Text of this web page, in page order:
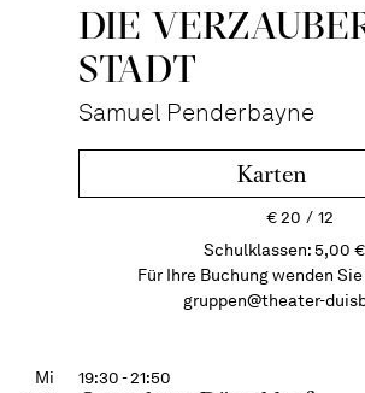
DIE
STADT
Samuel Penderbayne
Karten
€20
12
Schulklassen: 5,00 €
Für Ihre Buchung wenden
gruppen@theater-
Mi 19:30 - 21:50